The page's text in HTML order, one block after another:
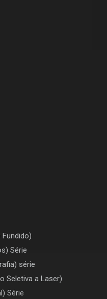
Série
série
Seletiva a Laser)
Série